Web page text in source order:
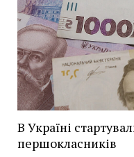
В Україні
першокласників